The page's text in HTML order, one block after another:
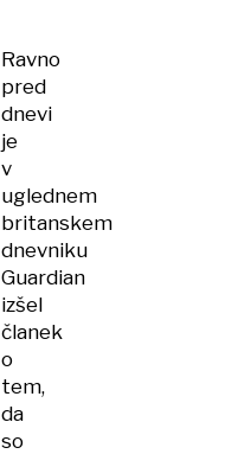
pinceto
ali
ščipalcem
nohte«
Ravno
pred
dnevi
je
v
uglednem
britanskem
dnevniku
Guardian
izšel
članek
o
tem,
da
so